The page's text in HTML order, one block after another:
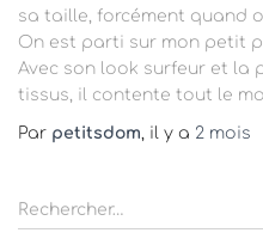
sa taille, forcément quand
On est parti sur mon petit
Avec son look surfeur et la
tissus, il contente tout le
Par petitsdom, il y a 2 mois
R
e
Rechercher…